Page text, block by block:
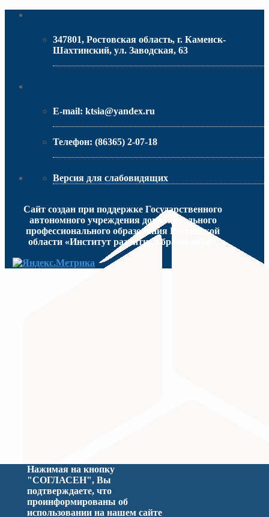
МИНИСТЕРСТВО ПРОСВЕЩЕНИЯ
347801, Ростовская область, г. Каменск-
Шахтинский, ул. Заводская, 63
E-mail: ktsia@yandex.ru
Телефон: (86365) 2-07-18
Версия для слабовидящих
Сайт создан при поддержке Государственного
автономного учреждения дополнительного
профессионального образования Ростовской
области «Институт развития образования».
Нажимая на кнопку
"СОГЛАСЕН", Вы
подтверждаете, что
проинформированы об
использовании на нашем сайте